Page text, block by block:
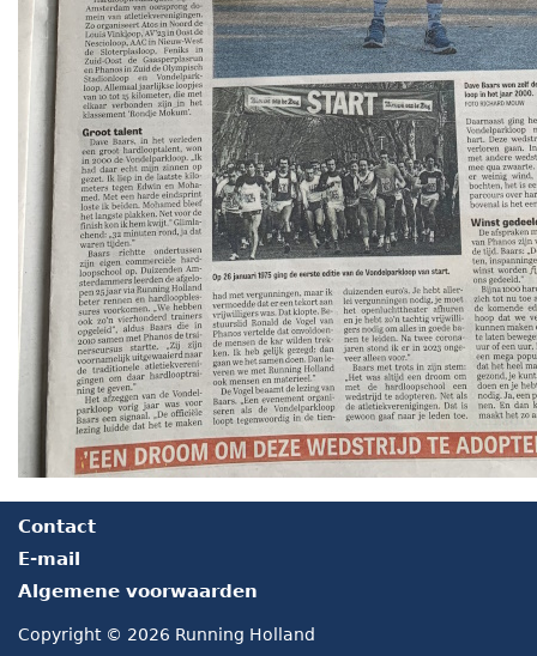
Contact
E-mail
Algemene voorwaarden
Copyright © 2026 Running Holland